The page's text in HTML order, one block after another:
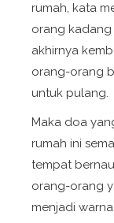
rumah, kata
orang kadang
akhirnya
orang-orang
untuk pulang.
Maka doa
rumah ini
tempat
orang-orang
menjadi